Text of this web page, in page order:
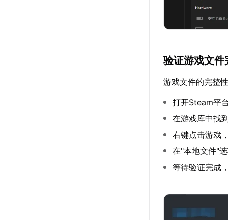
验证游戏文件
游戏文件的完整
打开Steam平
在游戏库中找
右键点击游戏
在"本地文件"
等待验证完成